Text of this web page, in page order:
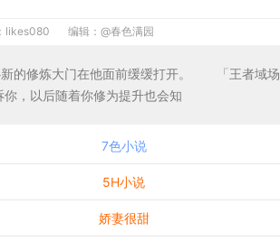
likes080 编辑： @春色满园
的修炼大门在他面前缓缓打开。 「王者域场
，以后随着你修为提升也会知
7色小说
5H小说
娇妻很甜